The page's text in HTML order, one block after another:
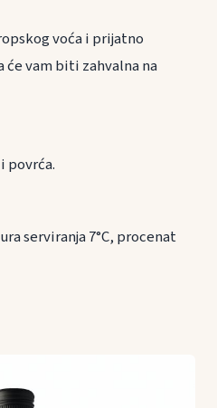
voća i prijatno
vam biti zahvalna na
povrća.
serviranja 7°C, procenat